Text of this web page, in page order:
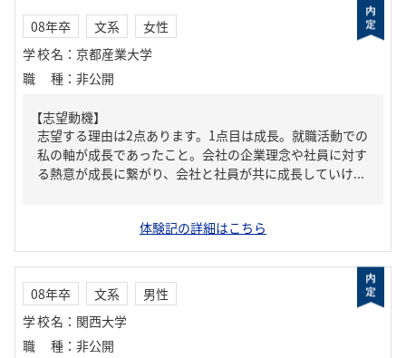
08年卒 文系
女性
学校名 ： 京都産業大学
職種 ： 非公開
【志望動機】
志望する理由は2点あります。1点目は成長。就職活動での
私の軸が成長であったこと。会社の企業理念や社員に対す
る熱意が成長に繋がり、会社と社員が共に成長していけ...
体験記の詳細はこちら
08年卒 文系
男性
学校名 ： 関西大学
職種 ： 非公開